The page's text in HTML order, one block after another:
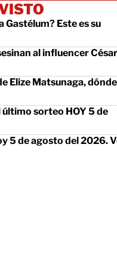
Gastélum? Este es su
al influencer César
Elize Matsunaga, dónde
sorteo HOY 5 de
5 de agosto del 2026.